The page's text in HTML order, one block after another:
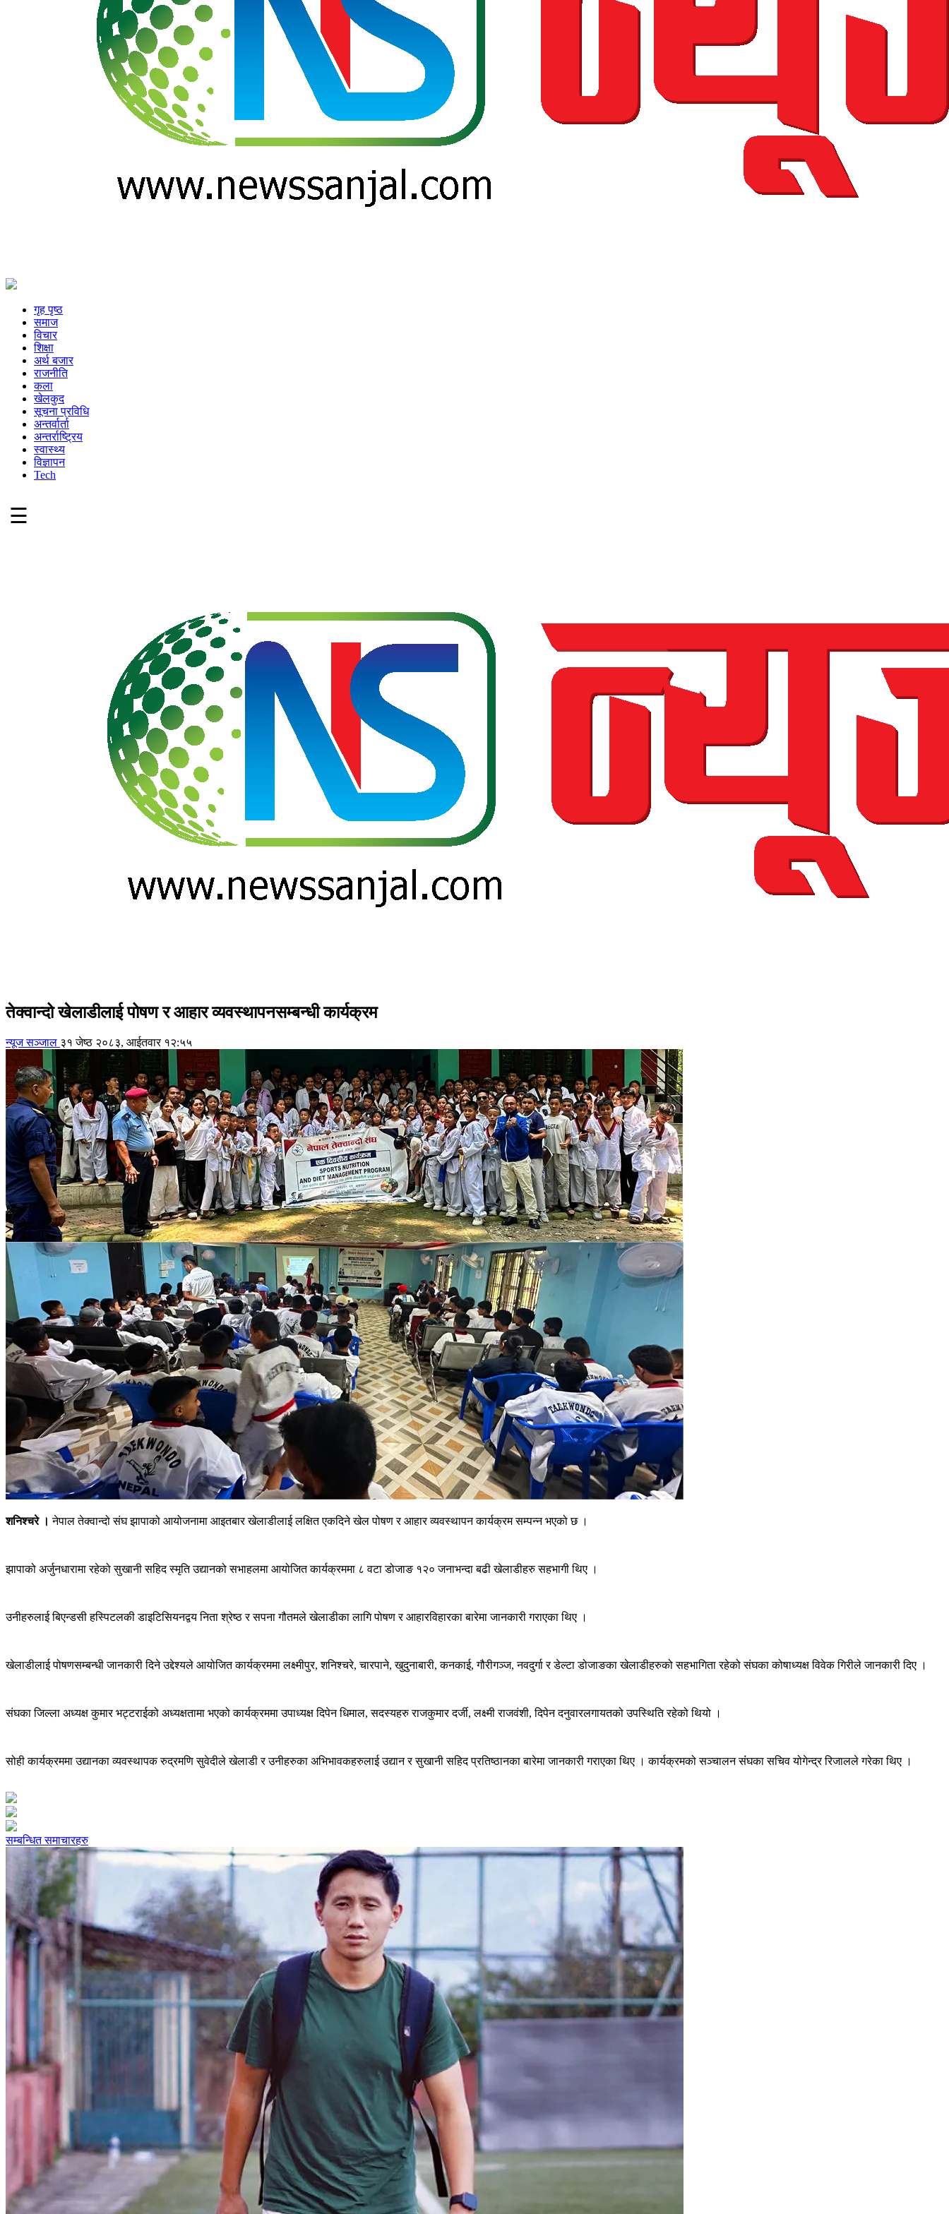
गृह पृष्ठ
समाज
विचार
शिक्षा
अर्थ बजार
राजनीति
कला
खेलकुद
सूचना प्रविधि
अन्तर्वार्ता
अन्तर्राष्ट्रिय
स्वास्थ्य
विज्ञापन
Tech
☰
तेक्वान्दो खेलाडीलाई पोषण र आहार व्यवस्थापनसम्बन्धी कार्यक्रम
न्यूज सञ्जाल ३१ जेष्ठ २०८३, आईतवार १२:५५
शनिश्चरे । नेपाल तेक्वान्दो संघ झापाको आयोजनामा आइतबार खेलाडीलाई लक्षित एकदिने खेल पोषण र आहार व्यवस्थापन कार्यक्रम सम्पन्न भएको छ ।
झापाको अर्जुनधारामा रहेको सुखानी सहिद स्मृति उद्यानको सभाहलमा आयोजित कार्यक्रममा ८ वटा डोजाङ १२० जनाभन्दा बढी खेलाडीहरु सहभागी थिए ।
उनीहरुलाई बिएन्डसी हस्पिटलकी डाइटिसियनद्वय निता श्रेष्ठ र सपना गौतमले खेलाडीका लागि पोषण र आहारविहारका बारेमा जानकारी गराएका थिए ।
खेलाडीलाई पोषणसम्बन्धी जानकारी दिने उद्देश्यले आयोजित कार्यक्रममा लक्ष्मीपुर, शनिश्चरे, चारपाने, खुदुनाबारी, कनकाई, गौरीगञ्ज, नवदुर्गा र डेल्टा डोजाङका खेलाडीहरुको सहभागिता रहेको संघका कोषाध्यक्ष विवेक गिरीले जानकारी दिए ।
संघका जिल्ला अध्यक्ष कुमार भट्टराईको अध्यक्षतामा भएको कार्यक्रममा उपाध्यक्ष दिपेन धिमाल, सदस्यहरु राजकुमार दर्जी, लक्ष्मी राजवंशी, दिपेन दनुवारलगायतको उपस्थिति रहेको थियो ।
सोही कार्यक्रममा उद्यानका व्यवस्थापक रुद्रमणि सुवेदीले खेलाडी र उनीहरुका अभिभावकहरुलाई उद्यान र सुखानी सहिद प्रतिष्ठानका बारेमा जानकारी गराएका थिए । कार्यक्रमको सञ्चालन संंघका सचिव योगेन्द्र रिजालले गरेका थिए ।
सम्बन्धित समाचारहरु